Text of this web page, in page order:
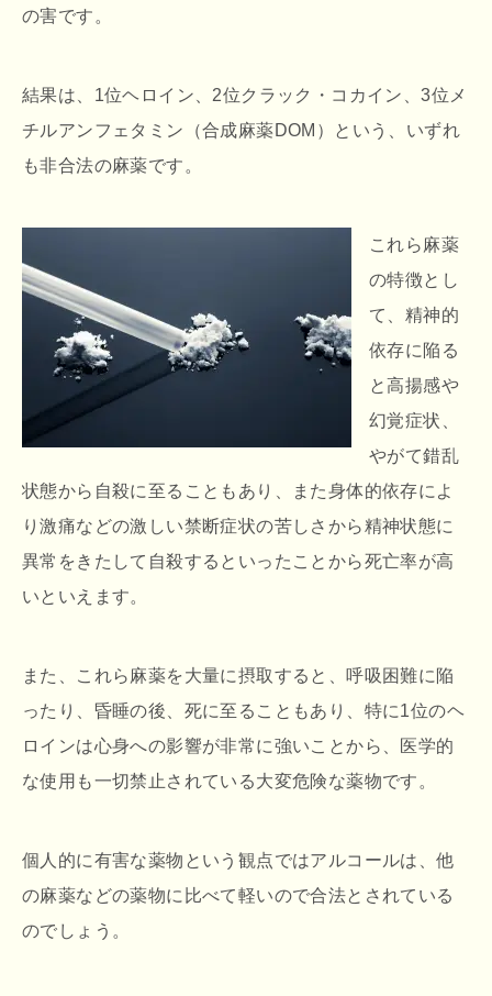
の害です。
結果は、1位ヘロイン、2位クラック・コカイン、3位メ
チルアンフェタミン（合成麻薬DOM）という、いずれ
も非合法の麻薬です。
これら麻薬
の特徴とし
て、精神的
依存に陥る
と高揚感や
幻覚症状、
やがて錯乱
状態から自殺に至ることもあり、また身体的依存によ
り激痛などの激しい禁断症状の苦しさから精神状態に
異常をきたして自殺するといったことから死亡率が高
いといえます。
また、これら麻薬を大量に摂取すると、呼吸困難に陥
ったり、昏睡の後、死に至ることもあり、特に1位のヘ
ロインは心身への影響が非常に強いことから、医学的
な使用も一切禁止されている大変危険な薬物です。
個人的に有害な薬物という観点ではアルコールは、他
の麻薬などの薬物に比べて軽いので合法とされている
のでしょう。